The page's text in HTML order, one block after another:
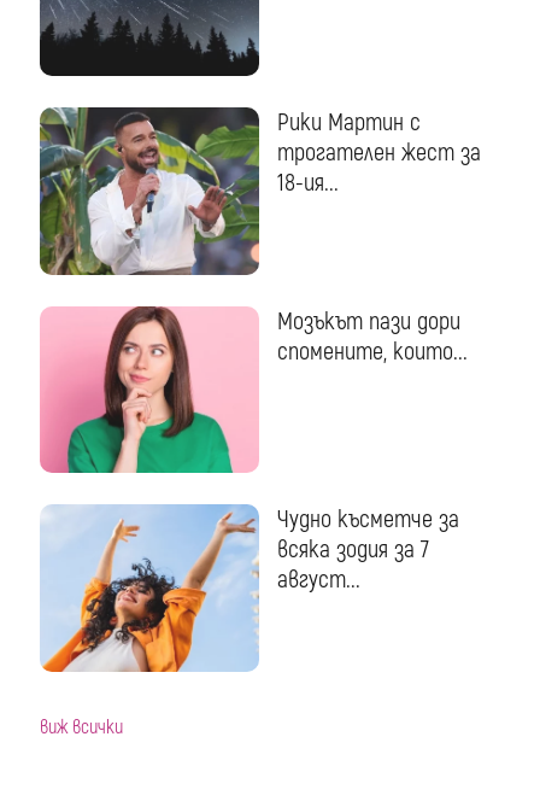
Рики Мартин с
трогателен жест за
18-ия...
Мозъкът пази дори
спомените, които...
Чудно късметче за
всяка зодия за 7
август...
виж всички